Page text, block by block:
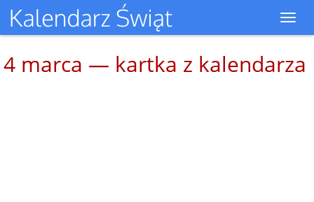
4 marca — kartka z kalendarza